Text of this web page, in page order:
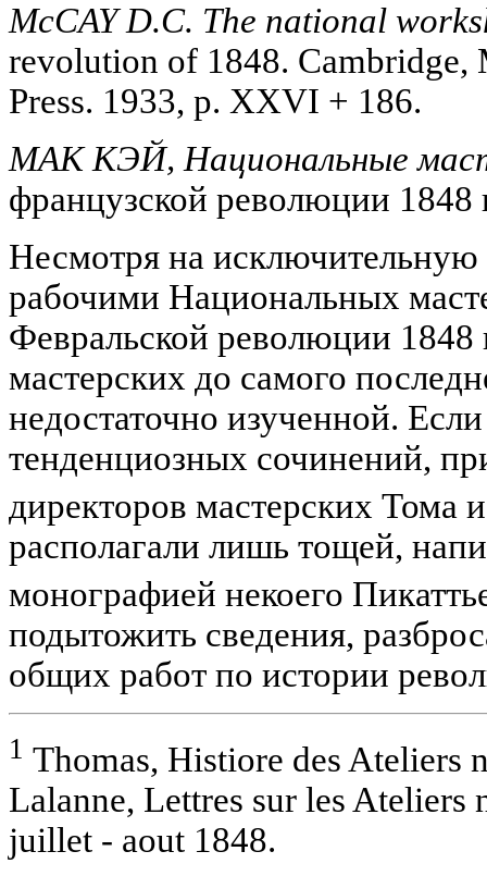
McCAY D.C. The national
revolution of 1848. Cambridge,
Press. 1933, p. XXVI + 186.
МАК КЭЙ, Национальные
французской революции 1848
Несмотря на
рабочими Национальных
Февральской революции 1848
мастерских до самого
недостаточно изученной.
тенденциозных сочинений,
директоров мастерских Тома
располагали лишь тощей,
монографией некоего
подытожить сведения,
общих работ по истории
1 Thomas, Histiore des Ateliers
Lalanne, Lettres sur les
juillet - aout 1848.